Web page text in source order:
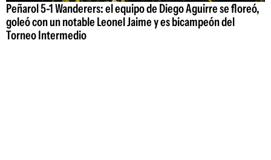
Peñarol 5-1 Wanderers: el equipo de Diego Aguirre se floreó,
goleó con un notable Leonel Jaime y es bicampeón del
Torneo Intermedio